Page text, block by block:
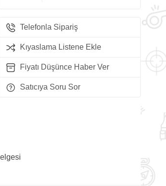
Telefonla Sipariş
Kıyaslama Listene Ekle
Fiyatı Düşünce Haber Ver
Satıcıya Soru Sor